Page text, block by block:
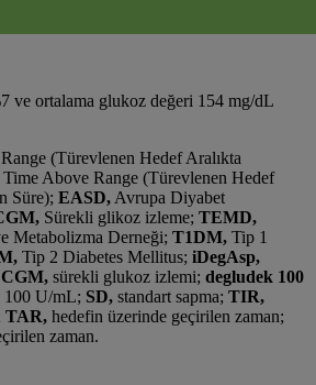
ve ortalama glukoz değeri 154 mg/dL
(Türevlenen Hedef Aralıkta
Time Above Range (Türevlenen Hedef
Süre); EASD, Avrupa Diyabet
Sürekli glikoz izleme; TEMD,
Metabolizma Derneği; T1DM, Tip 1
Tip 2 Diabetes Mellitus; iDegAsp,
CGM, sürekli glukoz izlemi; degludek 100
100 U/mL; SD, standart sapma; TIR,
TAR, hedefin üzerinde geçirilen zaman;
zaman.